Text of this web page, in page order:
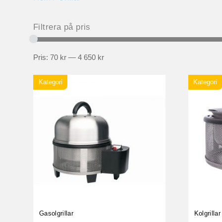
Filtrera på pris
Pris: 70 kr — 4 650 kr
Kategori
Gasolgrillar
Kategori
Kolgrillar